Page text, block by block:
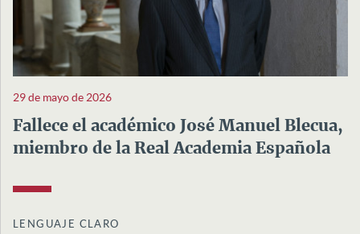
29 de mayo de 2026
Fallece el académico José Manuel Blecua,
miembro de la Real Academia Española
LENGUAJE CLARO